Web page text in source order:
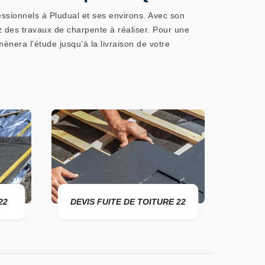
à Pludual et ses environs. Avec son
travaux de charpente à réaliser. Pour une
l’étude jusqu’à la livraison de votre
TOITURE 22 ENTREPRISE DE TOITURE 22